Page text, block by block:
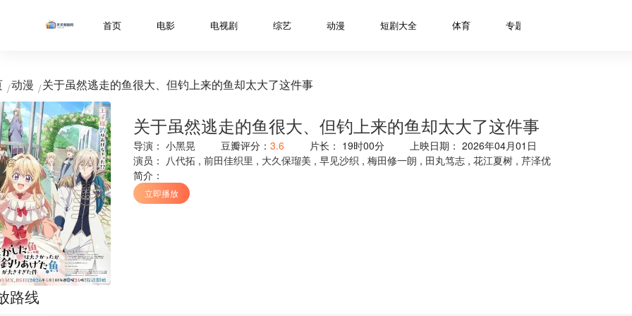
首页 电影 电视剧 综艺 动漫 短剧大全 体育 专题
动漫 关于虽然逃走的鱼很大、但钓上来的鱼却太大了这件事
关于虽然逃走的鱼很大、但钓上来的鱼却太大了这件事
导演： 小黑晃 豆瓣评分： 3.6 片长： 19时00分
上映日期： 2026年04月01日
演员： 八代拓 , 前田佳织里 , 大久保瑠美 , 早见沙织 , 梅田修一朗 , 田丸笃志 , 花江夏树 , 芹泽优
简介：
立即播放
路线